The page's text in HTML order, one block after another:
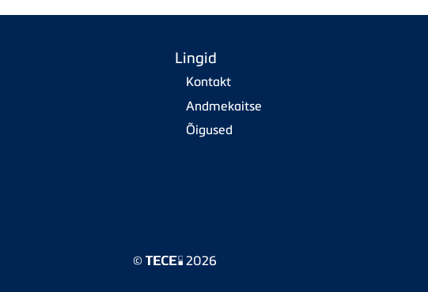
Lingid
Kontakt
Andmekaitse
Õigused
© 2026